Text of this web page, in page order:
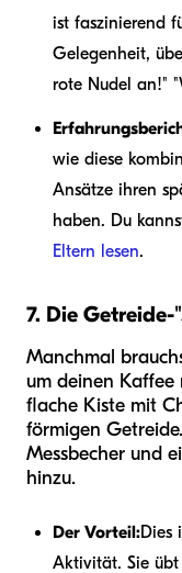
ist faszinierend
Gelegenheit,
rote Nudel an!"
wie diese
Ansätze ihren
haben. Du
Eltern lesen.
7. Die
Manchmal
um deinen Kaffee
flache Kiste mit
förmigen
Messbecher und
hinzu.
Der Vorteil:Dies
Aktivität. Sie